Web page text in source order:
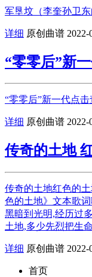
军垦坟（李奎孙卫
详细 原创曲谱 2022-
“零零后”新
“零零后”新一代点
详细 原创曲谱 2022-
传奇的土地
传奇的土地红色的
色的土地》文本歌
黑暗到光明,经历过
土地,多少先烈把生
详细 原创曲谱 2022-
首页